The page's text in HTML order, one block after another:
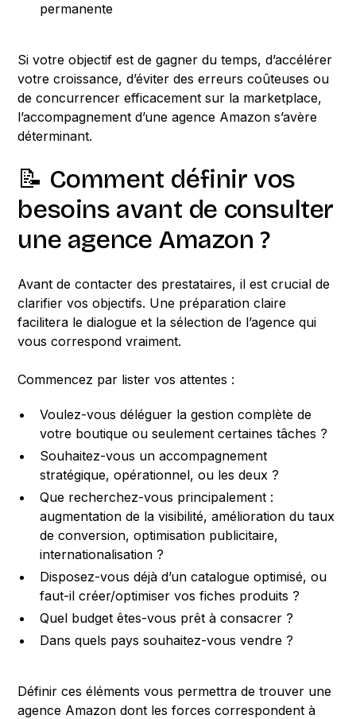
permanente
Si votre objectif est de gagner du temps, d’accélérer
votre croissance, d’éviter des erreurs coûteuses ou
de concurrencer efficacement sur la marketplace,
l’accompagnement d’une agence Amazon s’avère
déterminant.
📝 Comment définir vos
besoins avant de consulter
une agence Amazon ?
Avant de contacter des prestataires, il est crucial de
clarifier vos objectifs. Une préparation claire
facilitera le dialogue et la sélection de l’agence qui
vous correspond vraiment.
Commencez par lister vos attentes :
Voulez-vous déléguer la gestion complète de
votre boutique ou seulement certaines tâches ?
Souhaitez-vous un accompagnement
stratégique, opérationnel, ou les deux ?
Que recherchez-vous principalement :
augmentation de la visibilité, amélioration du taux
de conversion, optimisation publicitaire,
internationalisation ?
Disposez-vous déjà d’un catalogue optimisé, ou
faut-il créer/optimiser vos fiches produits ?
Quel budget êtes-vous prêt à consacrer ?
Dans quels pays souhaitez-vous vendre ?
Définir ces éléments vous permettra de trouver une
agence Amazon dont les forces correspondent à